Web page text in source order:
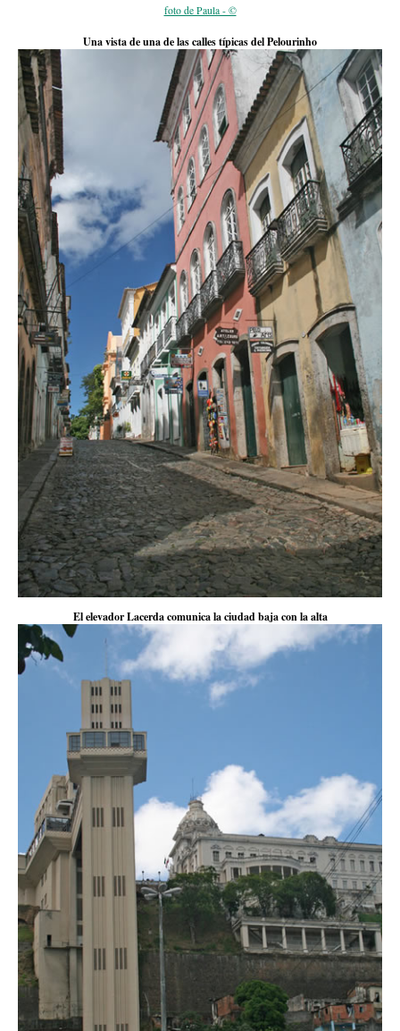
foto de Paula - ©
Una vista de una de las calles típicas del Pelourinho
El elevador Lacerda comunica la ciudad baja con la alta